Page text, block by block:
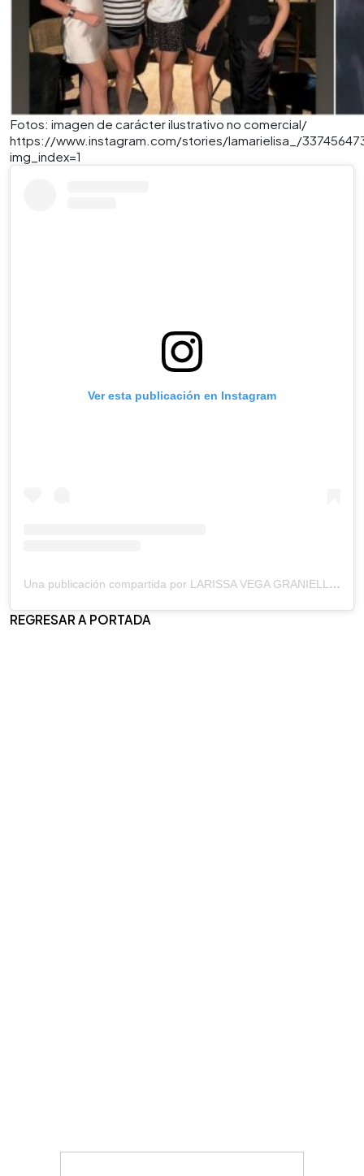
Fotos: imagen de carácter ilustrativo no comercial/
https://www.instagram.com/stories/lamarielisa_/
img_index=1
Ver esta publicación en Instagram
Una publicación compartida por LARISSA VEGA GRANIELLO (@larissagraniello)
REGRESAR A PORTADA